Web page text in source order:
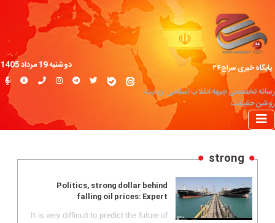
پایگاه خبری سراج۲۴
رسانه تخصصی جبهه انقلاب اسلامی؛ روایت
روشن حقیقت
دوشنبه 19 مرداد 1405
strong
Politics, strong dollar behind
falling oil prices: Expert
It is very difficult to predict the future of